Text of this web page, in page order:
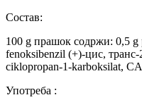
Состав:
100 g прашок содржи: 0,5 g
fenoksibenzil (+)-цис,
ciklopropan-1-karboksilat,
Употреба :